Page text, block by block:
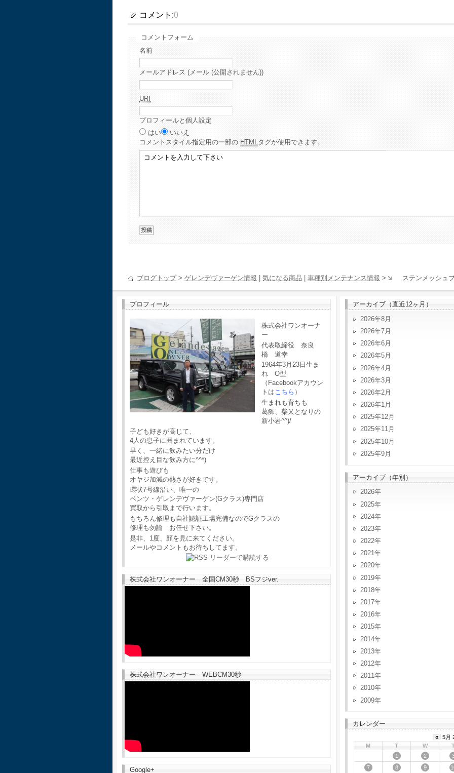
コメント:0
コメントフォーム
名前
メールアドレス (メール (公開されません))
URI
プロフィールと個人設定
はい
いいえ
コメント スタイル指定用の一部の HTMLタグが使用できます。
ブログトップ> ゲレンデヴァーゲン情報 気になる商品 車種別メンテナンス情報 > ステンメッシュ
プロフィール
株式会社ワンオーナ
ー
代表取締役 奈良
橋 道幸
1964年3月23日生ま
れ O型
（Facebookアカウン
トはこちら ）
生まれも育ちも
葛飾、柴又となりの
新小岩^^)/
子ども好きが高じて、
4人の息子に囲まれています。
早く、一緒に飲みたい分だけ
最近控え目な飲み方に^^*)
仕事も遊びも
オヤジ加減の熱さが好きです。
環状7号線沿い、唯一の
ベンツ・ゲレンデヴァーゲン(Gクラス)専門店
買取から引取まで行います。
もちろん修理も自社認証工場完備なのでGクラスの
修理も勿論 お任せ下さい。
是非、1度、顔を見に来てください。
メールやコメントもお待ちしてます。
株式会社ワンオーナー 全国CM30秒 BSフジver.
株式会社ワンオーナー WEBCM30秒
Google+
アーカイブ（直近12ヶ月）
2026年8月
2026年7月
2026年6月
2026年5月
2026年4月
2026年3月
2026年2月
2026年1月
2025年12月
2025年11月
2025年10月
2025年9月
アーカイブ（年別）
2026
2025
2024
2023
2022
2021
2020
2019
2018
2017
2016
2015
2014
2013
2012
2011
2010
2009
カレンダー
«
5月
M
T W
1
2
7
8 9